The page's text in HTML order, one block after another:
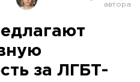
за ЛГБТ-